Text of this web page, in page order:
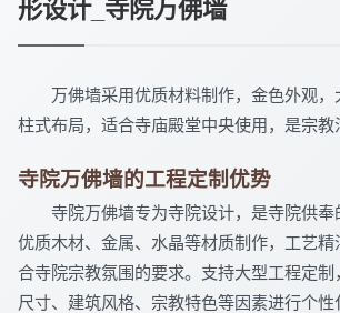
形设计_寺院万佛墙
万佛墙采用优质材料制作，金色外观
柱式布局，适合寺庙殿堂中央使用，是宗教
寺院万佛墙的工程定制优势
寺院万佛墙专为寺院设计，是寺院供奉
优质木材、金属、水晶等材质制作，工艺
合寺院宗教氛围的要求。支持大型工程定
尺寸、建筑风格、宗教特色等因素进行个